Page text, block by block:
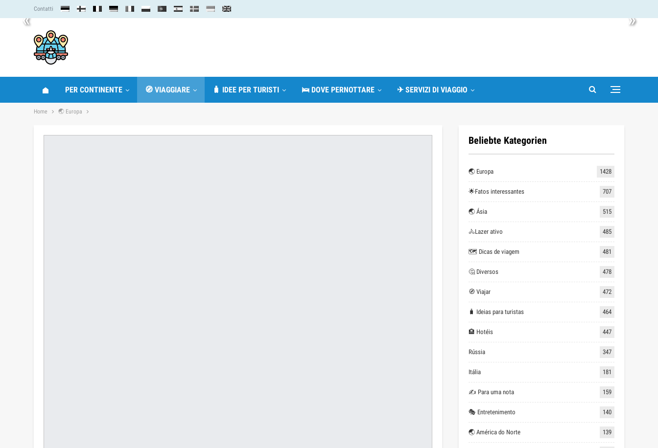
« »
Contatti
PER CONTINENTE 🧭 VIAGGIARE 🧳 IDEE PER TURISTI 🛌 DOVE PERNOTTARE ✈ SERVIZI DI VIAGGIO
Home 🌏 Europa
Beliebte Kategorien
🌏 Europa 1428
🌟Fatos interessantes 707
🌏 Ásia 515
🚴Lazer ativo 485
🗺 Dicas de viagem 481
🤔 Diversos 478
🧭 Viajar 472
🧳 Ideias para turistas 464
🏨 Hotéis 447
Rússia 347
Itália 181
✍ Para uma nota 159
🎭 Entretenimento 140
🌏 América do Norte 139